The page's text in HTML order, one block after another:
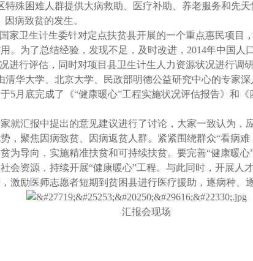
特殊困难人群提供大病救助、医疗补助、养老服务和先
病致贫的发生。
家卫生计生委针对定点扶贫县开展的一个重点惠民项目
。为了总结经验，发现不足，及时改进，2014年中国人
进行评估，同时对项目县卫生计生人力资源状况进行调
清华大学、北京大学、民政部明德公益研究中心的专家
5月底完成了《“健康暖心”工程实施状况评估报告》和
就汇报中提出的意见建议进行了讨论，大家一致认为，
，聚焦因病致贫、因病返贫人群。紧紧围绕群众“看病
为导向，实施精准扶贫和可持续扶贫。要完善“健康暖心
会资源，持续开展“健康暖心”工程。与此同时，开展人
激励医师志愿者短期到贫困县进行医疗援助，逐病种、
汇报会现场